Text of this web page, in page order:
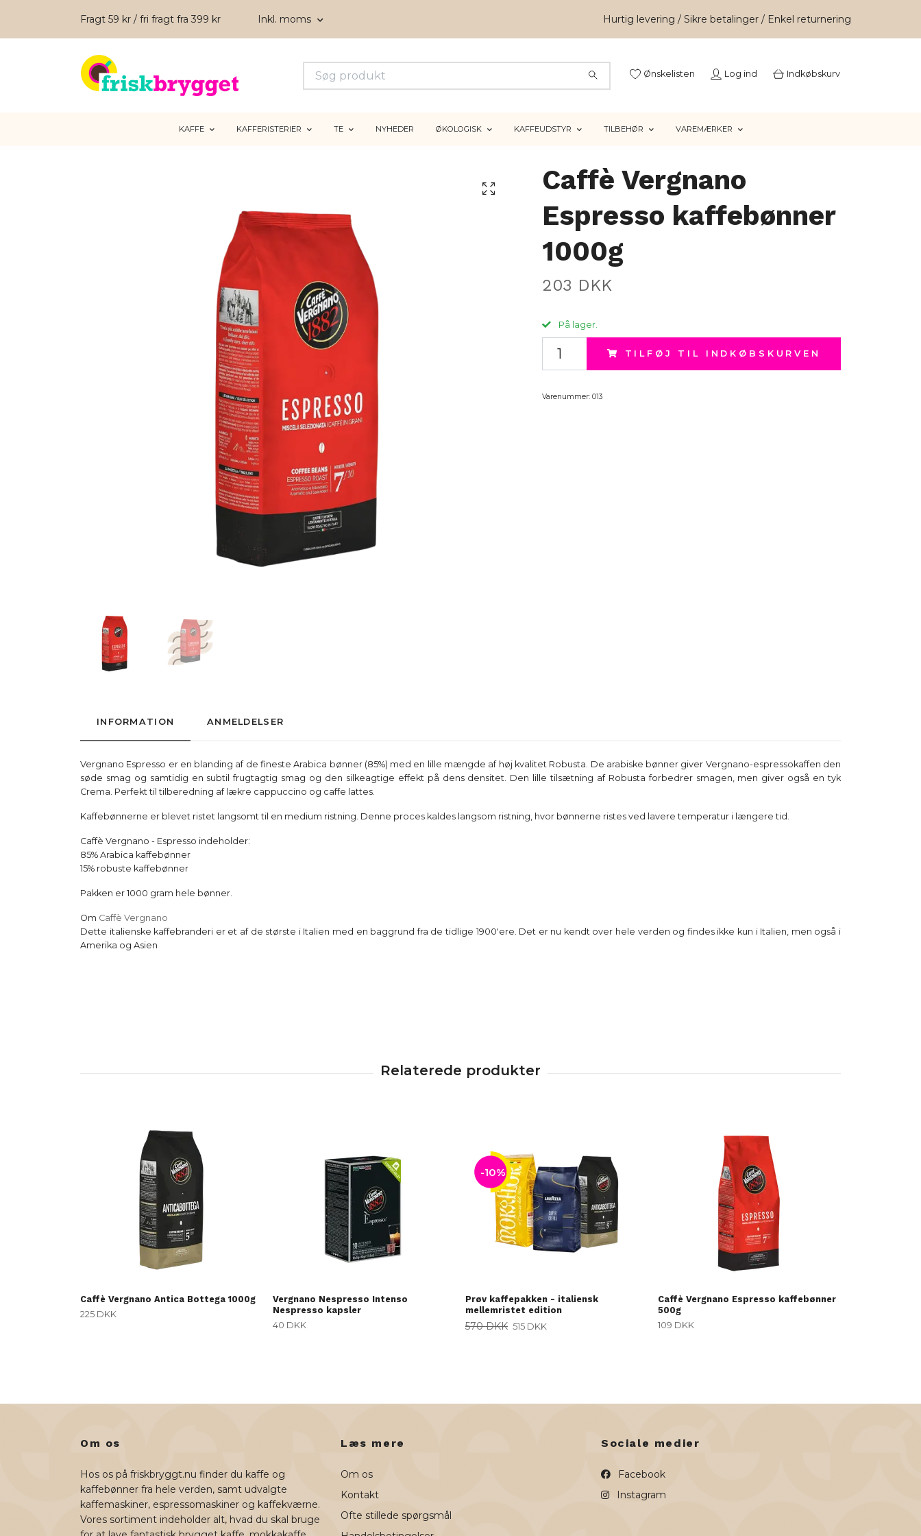
Fragt 59 kr / fri fragt fra 399 kr Inkl. moms Hurtig levering / Sikre betalinger / Enkel returnering
Ønskelisten Log ind Indkøbskurv
KAFFE KAFFERISTERIER TE NYHEDER ØKOLOGISK KAFFEUDSTYR TILBEHØR VAREMÆRKER
Caffè Vergnano
Espresso kaffebønner
1000g
203 DKK
På lager.
TILFØJ TIL INDKØBSKURVEN
Varenummer: 013
INFORMATION ANMELDELSER
Vergnano Espresso er en blanding af de fineste Arabica bønner (85%) med en lille mængde af høj kvalitet Robusta. De arabiske bønner giver Vergnano-espressokaffen den
søde smag og samtidig en subtil frugtagtig smag og den silkeagtige effekt på dens densitet. Den lille tilsætning af Robusta forbedrer smagen, men giver også en tyk
Crema. Perfekt til tilberedning af lækre cappuccino og caffe lattes.
Kaffebønnerne er blevet ristet langsomt til en medium ristning. Denne proces kaldes langsom ristning, hvor bønnerne ristes ved lavere temperatur i længere tid.
Caffè Vergnano - Espresso indeholder:
85% Arabica kaffebønner
15% robuste kaffebønner
Pakken er 1000 gram hele bønner.
Om Caffè Vergnano
Dette italienske kaffebranderi er et af de største i Italien med en baggrund fra de tidlige 1900'ere. Det er nu kendt over hele verden og findes ikke kun i Italien, men også i
Amerika og Asien
Caffè Vergnano Antica Bottega 1000g
225 DKK
Vergnano Nespresso Intenso
Nespresso kapsler
40 DKK
-10%
Prøv kaffepakken - italiensk
mellemristet edition
570 DKK 515 DKK
Caffè Vergnano Espresso kaffebønner
500g
109 DKK
Om os
Hos os på friskbryggt.nu finder du kaffe og
kaffebønner fra hele verden, samt udvalgte
kaffemaskiner, espressomaskiner og kaffekværne.
Vores sortiment indeholder alt, hvad du skal bruge
Læs mere
Om os
Kontakt
Ofte stillede spørgsmål
Sociale medier
Facebook
Instagram